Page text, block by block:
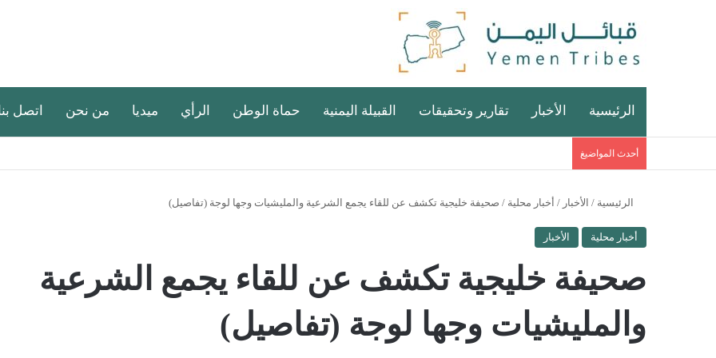
الرئيسية الأخبار تقارير وتحقيقات القبيلة اليمنية حماة الوطن الرأي ميديا من نحن اتصل
أحدث المواضيغ
الرئيسية / الأخبار / أخبار محلية / صحيفة خليجية تكشف عن للقاء يجمع الشرعية والمليشيات وجها لوجة (تفاصيل)
أخبار محلية الأخبار
صحيفة خليجية تكشف عن للقاء يجمع الشرعية
والمليشيات وجها لوجة (تفاصيل)